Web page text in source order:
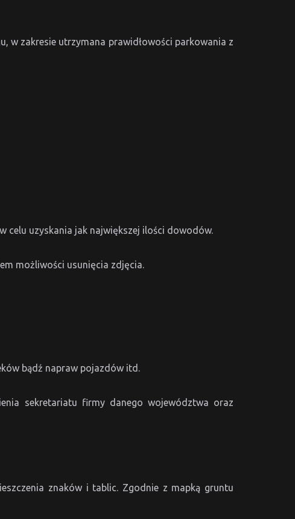
w zakresie utrzymana prawidłowości parkowania z
uzyskania jak największej ilości dowodów.
możliwości usunięcia zdjęcia.
bądź napraw pojazdów itd.
sekretariatu firmy danego województwa oraz
znaków i tablic. Zgodnie z mapką gruntu